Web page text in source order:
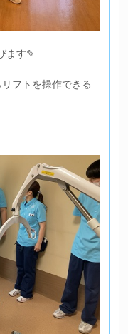
ます✎
フトを操作できる